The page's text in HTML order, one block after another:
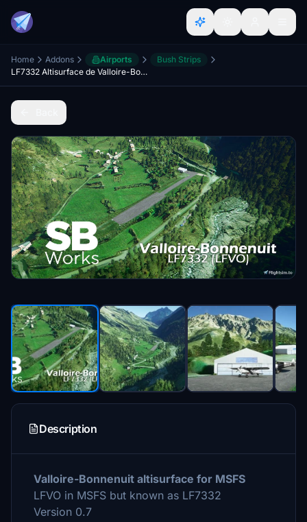
Home Addons Airports
Bush Strips
LF7332 Altisurface de Valloire-Bonnenuit (LFVO)
Description
Valloire-Bonnenuit altisurface for MSFS
LFVO in MSFS but known as LF7332
Version 0.7